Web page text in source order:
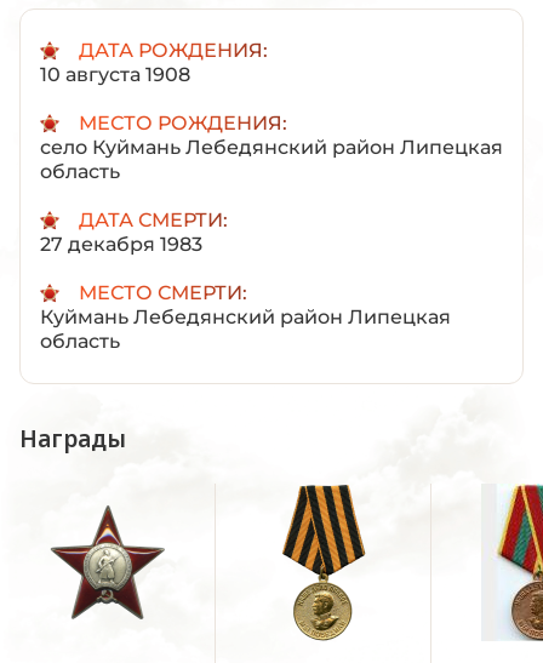
ДАТА РОЖДЕНИЯ:
10 августа 1908
МЕСТО РОЖДЕНИЯ:
село Куймань Лебедянский район Липецкая
область
ДАТА СМЕРТИ:
27 декабря 1983
МЕСТО СМЕРТИ:
Куймань Лебедянский район Липецкая
область
Награды